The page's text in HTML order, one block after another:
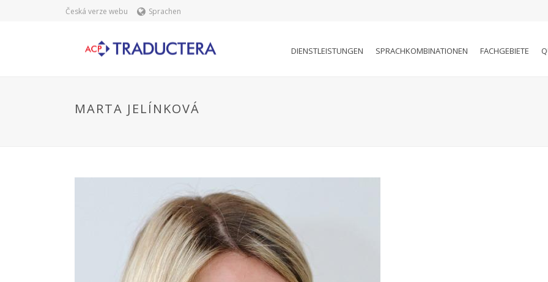
Česká verze webu Sprachen
DIENSTLEISTUNGEN SPRACHKOMBINATIONEN FACHGEBIETE
MARTA JELÍNKOVÁ